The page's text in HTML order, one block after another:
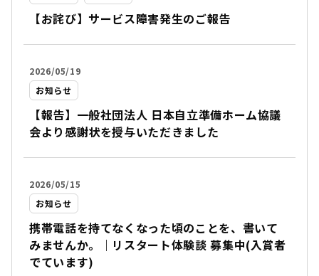
【お詫び】サービス障害発生のご報告
2026/05/19
お知らせ
【報告】一般社団法人 日本自立準備ホーム協議
会より感謝状を授与いただきました
2026/05/15
お知らせ
携帯電話を持てなくなった頃のことを、書いて
みませんか。｜リスタート体験談 募集中(入賞者
でています)